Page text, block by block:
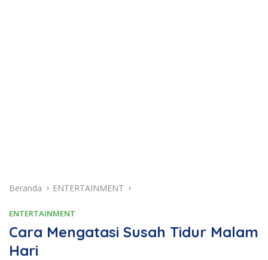
Beranda ENTERTAINMENT
ENTERTAINMENT
Cara Mengatasi Susah Tidur Malam
Hari